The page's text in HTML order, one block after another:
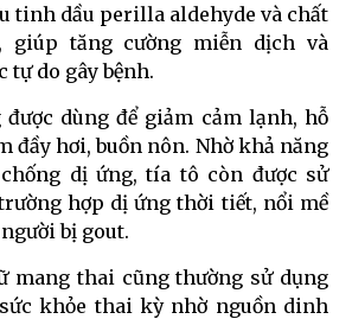
tinh dầu perilla aldehyde và chất
giúp tăng cường miễn dịch và
tự do gây bệnh.
dùng để giảm cảm lạnh, hỗ
đầy hơi, buồn nôn. Nhờ khả năng
dị ứng, tía tô còn được sử
hợp dị ứng thời tiết, nổi mề
bị gout.
mang thai cũng thường sử dụng
khỏe thai kỳ nhờ nguồn dinh